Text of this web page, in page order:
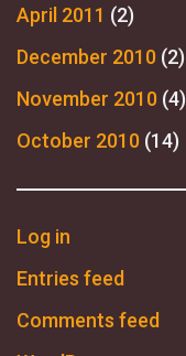
April 2011 (2)
December 2010 (2)
November 2010 (4)
October 2010 (14)
Log in
Entries feed
Comments feed